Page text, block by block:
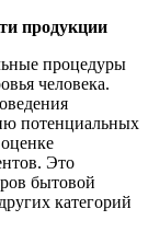
продукции
процедуры
человека.
потенциальных
Это
бытовой
категорий